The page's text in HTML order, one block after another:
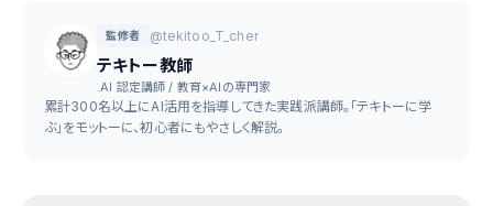
監修者 @tekitoo_T_cher
テキトー教師
.AI 認定講師 / 教育×AIの専門家
累計300名以上にAI活用を指導してきた実践派講師。「テキトーに学
ぶ」をモットーに、初心者にもやさしく解説。